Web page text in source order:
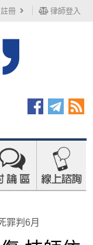
冊 律師登入
罪判6月